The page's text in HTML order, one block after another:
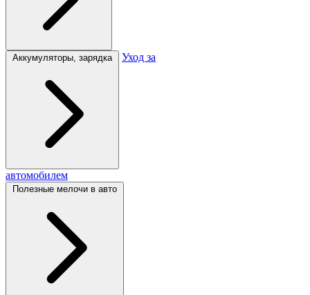
Аккумуляторы, зарядка Уход за
автомобилем
Полезные мелочи в авто